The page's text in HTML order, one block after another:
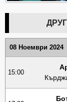
08 Ноември 2024
15:00